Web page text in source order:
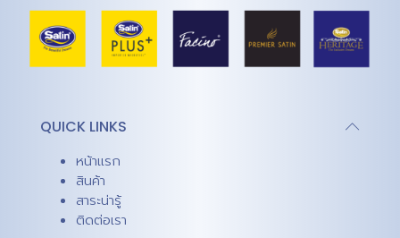
QUICK LINKS
หน้าแรก
สินค้า
สาระน่ารู้
ติดต่อเรา